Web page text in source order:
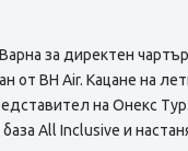
за директен
от BH Air. Кацане на
на Онекс
All Inclusive и